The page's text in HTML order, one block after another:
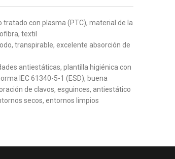
con plasma (PTC), material de la
textil
transpirable, excelente absorción de
antiestáticas, plantilla higiénica con
IEC 61340-5-1 (ESD), buena
de clavos, esguinces, antiestático
secos, entornos limpios